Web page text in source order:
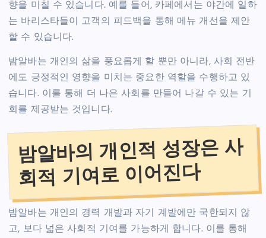
향을 미칠 수 있습니다. 예를 들어, 카페에서는 야간에 일하
는 바리스타들이 고객의 피드백을 통해 메뉴 개선을 제안
할 수 있습니다.
밤알바는 개인의 삶을 풍요롭게 할 뿐만 아니라, 사회 전반
에도 긍정적인 영향을 미치는 중요한 역할을 수행하고 있
습니다. 이를 통해 더 나은 사회를 만들어 나갈 수 있는 기
회를 제공받는 것입니다.
밤알바의 개인적 성장은 사
회적 기여로 이어진다
밤알바는 개인의 경력 개발과 자기 계발에만 국한되지 않
고, 보다 넓은 사회적 기여를 가능하게 합니다. 이를 통해